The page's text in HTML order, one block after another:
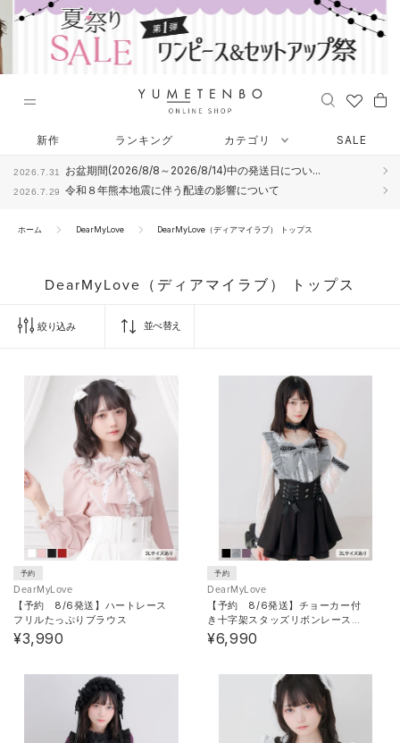
キ
ッ
新作 ランキング カテゴリ SALE
2026.7.31 お盆期間(2026/8/8～2026/8/14)中の発送日につい...
2026.7.29 令和８年熊本地震に伴う配達の影響について
ホーム DearMyLove DearMyLove（ディアマイラブ） トップス
DearMyLove（ディアマイラブ） トップス
絞り込み 並べ替え
予約
DearMyLove
【予約 8/6発送】ハートレース
フリルたっぷりブラウス
¥3,990
予約
DearMyLove
【予約 8/6発送】チョーカー付
き十字架スタッズリボンレース袖
フリルブラウス
¥6,990